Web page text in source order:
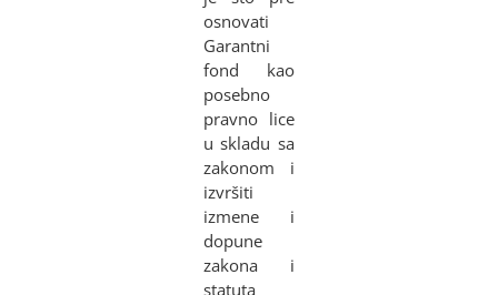
osnovati
Garantni
fond kao
posebno
pravno lice
u skladu sa
zakonom i
izvršiti
izmene i
dopune
zakona i
statuta